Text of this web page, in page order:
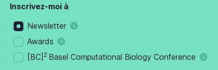
Inscrivez-moi à
Newsletter
Awards
[BC] 2 Basel Computational Biology Conference